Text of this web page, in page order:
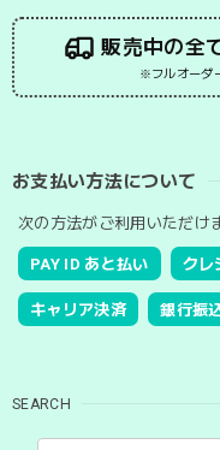
販売中の全
※フルオーダ
お支払い方法について
次の方法がご利用いただけ
PAY ID あと払い クレ
キャリア決済 銀行振
SEARCH